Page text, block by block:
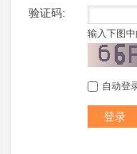
验证码:
输入下图
自动登
登录